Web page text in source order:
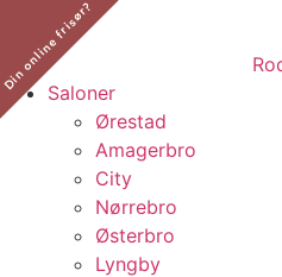
Saloner
Ørestad
Amagerbro
City
Nørrebro
Østerbro
Lyngby
online frisør?